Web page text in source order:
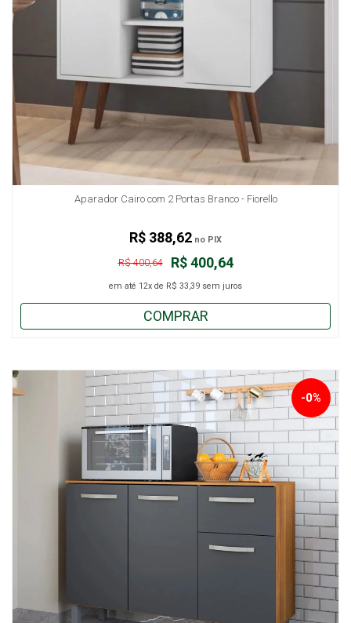
Aparador Cairo com 2 Portas Branco - Fiorello
R$ 400,64
R$ 400,64
em até 12x de R$ 33,39 sem juros
R$ 388,62 no PIX
COMPRAR
-0%